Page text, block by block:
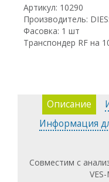
Артикул: 10290
Производитель:
Фасовка: 1 шт
Транспондер RF на
Описание
Информация
Совместим с